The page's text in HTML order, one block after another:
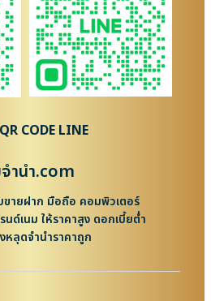
QR CODE LINE
านํา.com
ขายฝาก มือถือ คอมพิวเตอร์
ด์เนม ให้ราคาสูง ดอกเบี้ยต่ำ
หลุดจำนำราคาถูก